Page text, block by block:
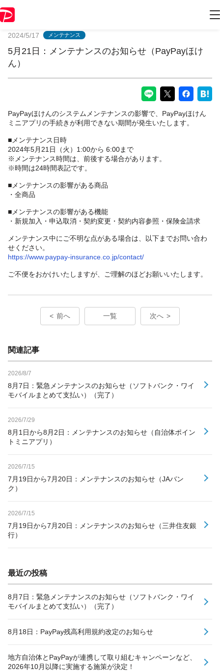
2024/5/17 メンテナンス
5月21日：メンテナンスのお知らせ（PayPayほけ
ん）
PayPayほけんのシステムメンテナンスの影響で、PayPayほけん
ミニアプリの手続きが利用できない期間が発生いたします。
■メンテナンス日時
2024年5月21日（火）1:00から 6:00まで
※メンテナンス時間は、前後する場合があります。
※時間は24時間表記です。
■メンテナンスの影響がある商品
・全商品
■メンテナンスの影響がある機能
・新規加入・申込取消・契約変更・契約内容参照・保険金請求
メンテナンス中にご不明な点がある場合は、以下までお問い合わ
せください。
https://www.paypay-insurance.co.jp/contact/
ご不便をおかけいたしますが、ご理解のほどお願いいたします。
前へ 一覧 次へ
関連記事
2026/8/7
8月7日：緊急メンテナンスのお知らせ（ソフトバンク・ワイ
モバイルまとめて支払い）（完了）
2026/7/29
8月1日から8月2日：メンテナンスのお知らせ（自治体ポイン
トミニアプリ）
2026/7/15
7月19日から7月20日：メンテナンスのお知らせ（JAバン
ク）
2026/7/15
7月19日から7月20日：メンテナンスのお知らせ（三井住友銀
行）
最近の投稿
8月7日：緊急メンテナンスのお知らせ（ソフトバンク・ワイ
モバイルまとめて支払い）（完了）
8月18日：PayPay残高利用規約改定のお知らせ
地方自治体とPayPayが連携して取り組むキャンペーンなど、
2026年10月以降に実施する施策が決定！